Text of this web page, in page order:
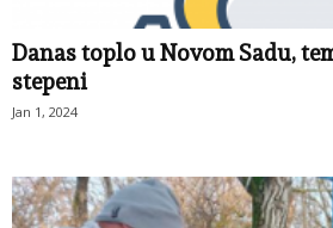
Danas toplo u Novom Sadu,
stepeni
Jan 1, 2024